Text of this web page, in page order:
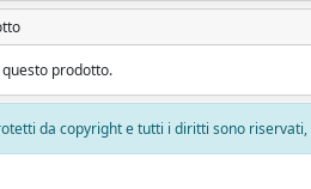
prodotto.
da copyright e tutti i diritti sono